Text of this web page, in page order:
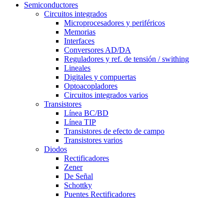
Semiconductores
Circuitos integrados
Microprocesadores y periféricos
Memorias
Interfaces
Conversores AD/DA
Reguladores y ref. de tensión / swithing
Lineales
Digitales y compuertas
Optoacopladores
Circuitos integrados varios
Transistores
Línea BC/BD
Línea TIP
Transistores de efecto de campo
Transistores varios
Diodos
Rectificadores
Zener
De Señal
Schottky
Puentes Rectificadores